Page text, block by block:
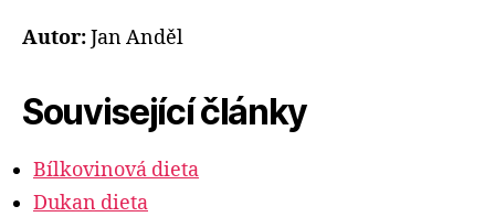
Autor:Jan Anděl
Související články
Bílkovinová dieta
Dukan dieta